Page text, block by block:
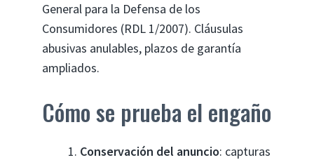
General para la Defensa de los
Consumidores (RDL 1/2007). Cláusulas
abusivas anulables, plazos de garantía
ampliados.
Cómo se prueba el engaño
Conservación del anuncio: capturas